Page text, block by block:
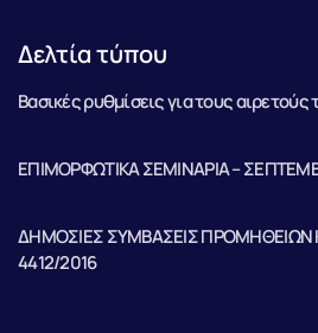
Δελτία τύπου
Βασικές ρυθμίσεις για τους αιρετούς
ΕΠΙΜΟΡΦΩΤΙΚΑ ΣΕΜΙΝΑΡΙΑ –
ΔΗΜΟΣΙΕΣ ΣΥΜΒΑΣΕΙΣ ΠΡΟΜΗΘΕΙΩΝ
4412/2016